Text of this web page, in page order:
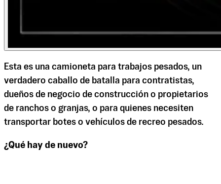
Esta es una camioneta para trabajos pesados, un
verdadero caballo de batalla para contratistas,
dueños de negocio de construcción o propietarios
de ranchos o granjas, o para quienes necesiten
transportar botes o vehículos de recreo pesados.
¿Qué hay de nuevo?